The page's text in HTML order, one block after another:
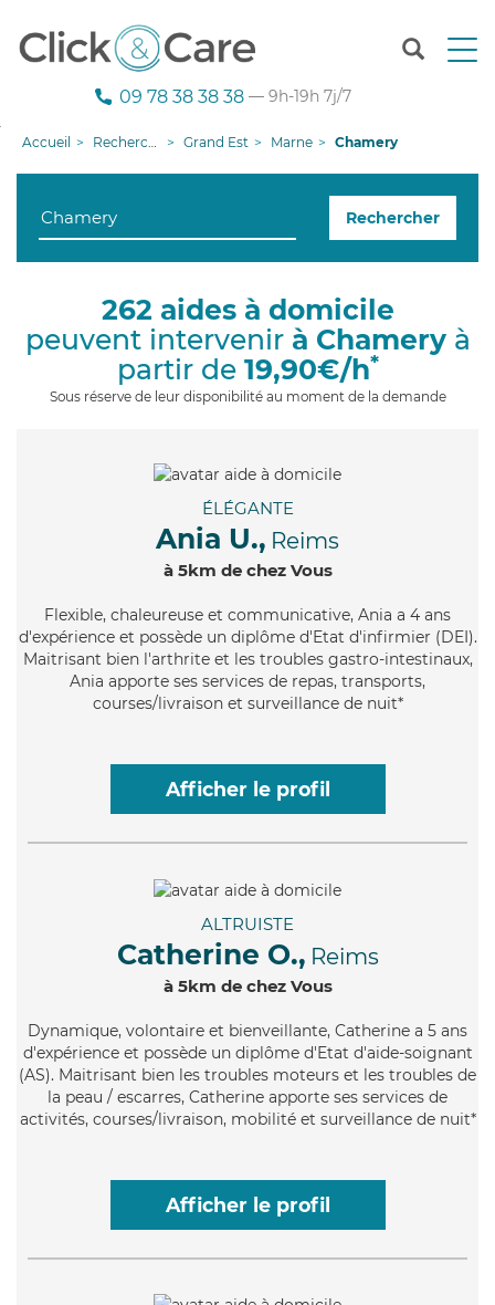
T
n
g
i
09 78 38 38 38 — 9h-19h 7j/7
Accueil Recherche aide à domicile Grand Est Marne Chamery
Rechercher
262 aides à domicile
peuvent intervenir à Chameryà
partir de 19,90€/h*
Sous réserve de leur disponibilité au moment de la demande
ÉLÉGANTE
Ania U., Reims
à 5km de chez Vous
Flexible, chaleureuse et communicative, Ania a 4 ans
d'expérience et possède un diplôme d'Etat d'infirmier (DEI).
Maitrisant bien l'arthrite et les troubles gastro-intestinaux,
Ania apporte ses services de repas, transports,
courses/livraison et surveillance de nuit*
Afficher le profil
ALTRUISTE
Catherine O., Reims
à 5km de chez Vous
Dynamique, volontaire et bienveillante, Catherine a 5 ans
d'expérience et possède un diplôme d'Etat d'aide-soignant
(AS). Maitrisant bien les troubles moteurs et les troubles de
la peau / escarres, Catherine apporte ses services de
activités, courses/livraison, mobilité et surveillance de nuit*
Afficher le profil